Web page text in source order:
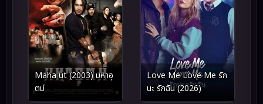
Maha ut (2003) มหาอุ
ตม์
Love Me Love Me รัก
นะ รักฉัน (2026)